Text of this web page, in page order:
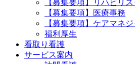
【募集要項】リハビリ
【募集要項】医療事務
【募集要項】ケアマネ
福利厚生
看取り看護
サービス案内